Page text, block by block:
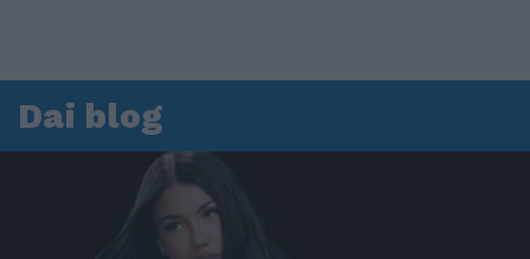
Dai blog